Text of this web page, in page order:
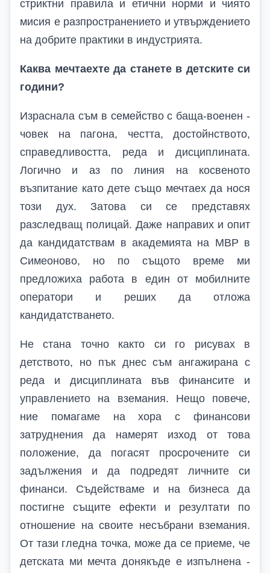
стриктни правила и етични норми и чиято
мисия е разпространението и утвърждението
на добрите практики в индустрията.
Каква мечтаехте да станете в детските си
години?
Израснала съм в семейство с баща-военен -
човек на пагона, честта, достойнството,
справедливостта, реда и дисциплината.
Логично и аз по линия на косвеното
възпитание като дете също мечтаех да нося
този дух. Затова си се представях
разследващ полицай. Даже направих и опит
да кандидатствам в академията на МВР в
Симеоново, но по същото време ми
предложиха работа в един от мобилните
оператори и реших да отложа
кандидатстването.
Не стана точно както си го рисувах в
детството, но пък днес съм ангажирана с
реда и дисциплината във финансите и
управлението на вземания. Нещо повече,
ние помагаме на хора с финансови
затруднения да намерят изход от това
положение, да погасят просрочените си
задължения и да подредят личните си
финанси. Съдействаме и на бизнеса да
постигне същите ефекти и резултати по
отношение на своите несъбрани вземания.
От тази гледна точка, може да се приеме, че
детската ми мечта донякъде е изпълнена -